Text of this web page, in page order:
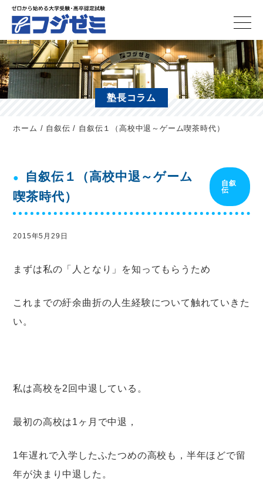
塾長コラム
ホーム / 自叙伝 / 自叙伝１（高校中退～ゲーム喫茶時代）
自叙伝１（高校中退～ゲーム
喫茶時代）
自叙
伝
2015年5月29日
まずは私の「人となり」を知ってもらうため
これまでの紆余曲折の人生経験について触れていきた
い。
私は高校を2回中退している。
最初の高校は1ヶ月で中退，
1年遅れで入学したふたつめの高校も，半年ほどで留
年が決まり中退した。